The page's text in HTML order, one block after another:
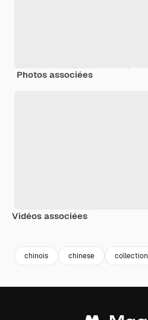
Photos associées
Vidéos associées
chinois chinese collection